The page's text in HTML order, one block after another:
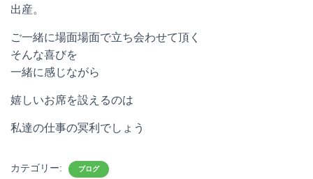
出産。
ご一緒に場面場面で立ち会わせて頂く
そんな喜びを
一緒に感じながら
嬉しいお席を設えるのは
私達の仕事の冥利でしょう
カテゴリー: ブログ